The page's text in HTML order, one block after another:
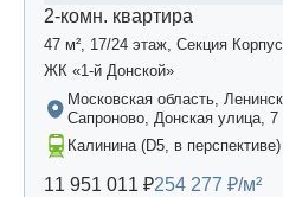
2-комн. квартира
47 м², 17/24 этаж, Секция
ЖК «1-й Донской»
Московская область,
Сапроново, Донская улица, 7
Калинина (D5, в
11 951 011 ₽254 277 ₽/м²